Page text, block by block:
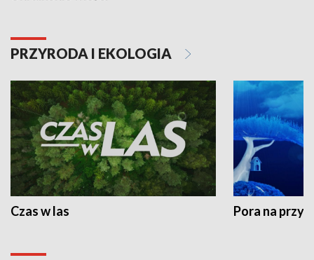
PRZYRODA I EKOLOGIA
Czas w las Pora na